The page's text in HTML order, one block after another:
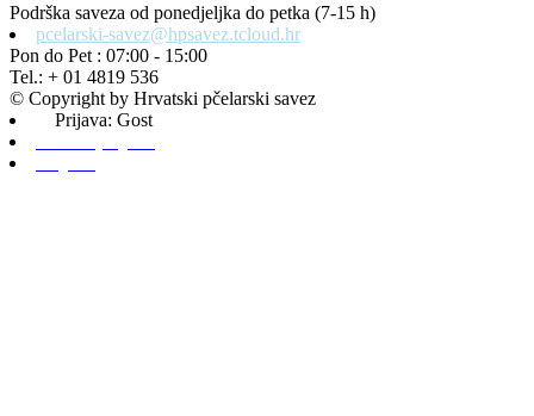
Podrška saveza od ponedjeljka do petka (7-15 h)
pcelarski-savez@hpsavez.tcloud.hr
Pon do Pet : 07:00 - 15:00
Tel.: + 01 4819 536
© Copyright by Hrvatski pčelarski savez
Prijava: Gost